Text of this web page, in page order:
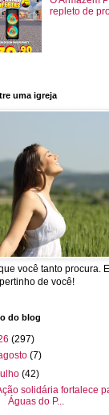
repleto de
uma igreja
você tanto procura.
de você!
do blog
(297)
(7)
(42)
solidária fortalece
Águas do P...